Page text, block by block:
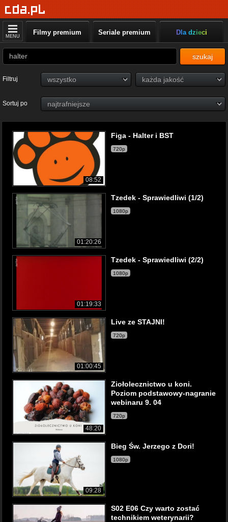
MENU Filmy premium Seriale premium Dla dzieci
szukaj
Filtruj
Sortuj po
08:52
Figa - Halter i BST
720p
01:20:26
Tzedek - Sprawiedliwi (1/2)
1080p
01:19:33
Tzedek - Sprawiedliwi (2/2)
1080p
01:00:45
Live ze STAJNI!
720p
48:20
Ziołolecznictwo u koni.
Poziom podstawowy-nagranie
webinaru 9. 04
720p
09:28
Bieg Św. Jerzego z Dori!
1080p
S02 E06 Czy warto zostać
technikiem weterynarii?